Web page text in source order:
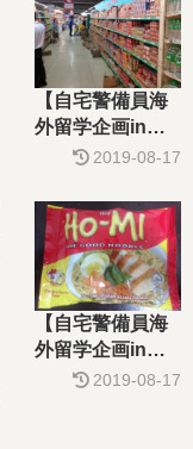
少しは整理して
ほしい・・・フ
ィリピン書店事
情
【自宅警備員海
外留学企画inフ
ィリピン・セ
SURVIVE 巨大
台風接近！やは
り土日台風なぜ
なのか？しかも
強力
2019-08-17
【自宅警備員海
外留学企画inフ
ィリピン・セ
2019-08-17